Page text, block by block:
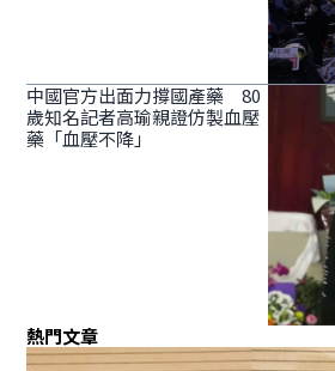
中國官方出面力撐國產藥 80
歲知名記者高瑜親證仿製血壓
藥「血壓不降」
熱門文章